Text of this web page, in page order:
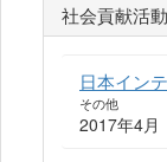
社会貢献活動
日本イン
その他
2017年4月